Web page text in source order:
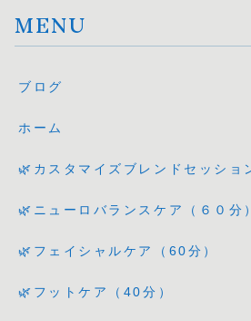
MENU
ブログ
ホーム
🌿カスタマイズブレンドセッショ
🌿ニューロバランスケア（６０分）
🌿フェイシャルケア（60分）
🌿フットケア（40分）